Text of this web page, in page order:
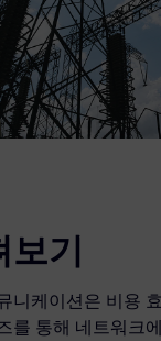
보기
니케이션은 비용
를 통해 네트워크